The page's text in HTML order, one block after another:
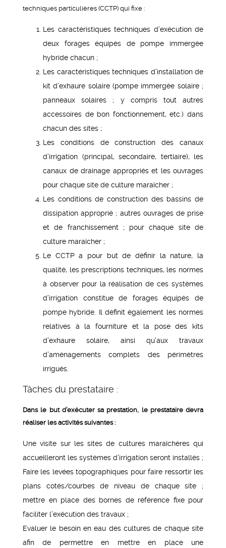
techniques particulières (CCTP) qui fixe :
Les caractéristiques techniques d’exécution de
deux forages équipés de pompe immergée
hybride chacun ;
Les caractéristiques techniques d’installation de
kit d’exhaure solaire (pompe immergée solaire ;
panneaux solaires ; y compris tout autres
accessoires de bon fonctionnement, etc.) dans
chacun des sites ;
Les conditions de construction des canaux
d’irrigation (principal, secondaire, tertiaire), les
canaux de drainage appropriés et les ouvrages
pour chaque site de culture maraîcher ;
Les conditions de construction des bassins de
dissipation approprié ; autres ouvrages de prise
et de franchissement ; pour chaque site de
culture maraîcher ;
Le CCTP a pour but de définir la nature, la
qualité, les prescriptions techniques, les normes
à observer pour la réalisation de ces systèmes
d’irrigation constitue de forages équipés de
pompe hybride. Il définit également les normes
relatives à la fourniture et la pose des kits
d’exhaure solaire, ainsi qu’aux travaux
d’aménagements complets des périmètres
irrigués.
Tâches du prestataire :
Dans le but d’exécuter sa prestation, le prestataire devra
réaliser les activités suivantes :
Une visite sur les sites de cultures maraîchères qui
accueilleront les systèmes d’irrigation seront installés ;
Faire les levées topographiques pour faire ressortir les
plans cotés/courbes de niveau de chaque site ;
mettre en place des bornes de référence fixe pour
faciliter l’exécution des travaux ;
Evaluer le besoin en eau des cultures de chaque site
afin de permettre en mettre en place une